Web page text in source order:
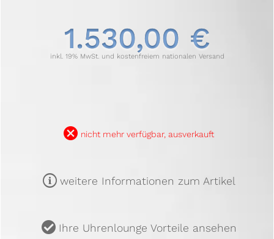
1.530,00 €
inkl. 19% MwSt. und kostenfreiem nationalen Versand
B nicht mehr verfügbar, ausverkauft
m weitere Informationen zum Artikel
u Ihre Uhrenlounge Vorteile ansehen